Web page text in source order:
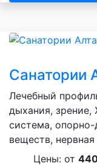
Санатории
Лечебный
дыхания, зрение,
система, опорно-
веществ,
Цены: от